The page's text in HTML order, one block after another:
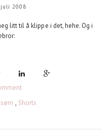
juli 2008
litt til å klippe i det, hehe. Og i
søm , Shorts